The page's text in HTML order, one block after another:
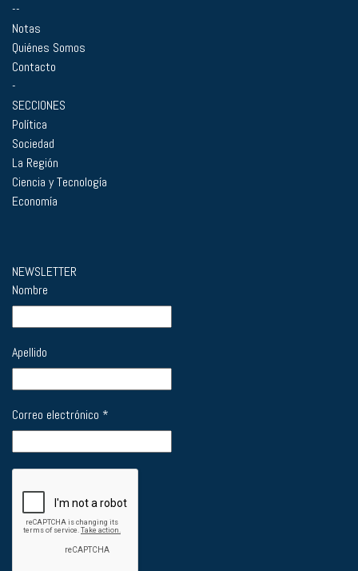
--
Notas
Quiénes Somos
Contacto
-
SECCIONES
Política
Sociedad
La Región
Ciencia y Tecnología
Economía
NEWSLETTER
Nombre
Apellido
Correo electrónico *